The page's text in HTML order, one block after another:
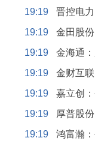
19:19
晋控电
19:19
金田股
19:19
金海通
19:19
金财互
19:19
嘉立创
19:19
厚普股
19:19
鸿富瀚